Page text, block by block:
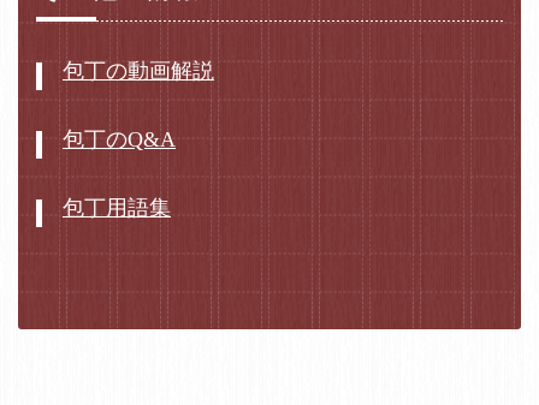
包丁の動画解説
包丁のQ&A
包丁用語集